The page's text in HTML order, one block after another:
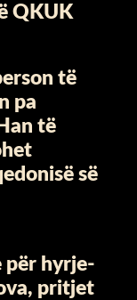
QKUK
të
pa
të
së
për hyrje-
pritjet